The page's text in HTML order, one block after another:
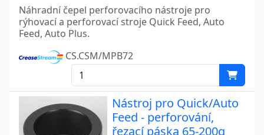
Náhradní čepel perforovacího nástroje pro
rýhovací a perforovací stroje Quick Feed, Auto
Feed, Auto Plus.
CS.CSM/MPB72
Nástroj pro Quick/Auto
Feed - perforování,
řezací páska 65-200g